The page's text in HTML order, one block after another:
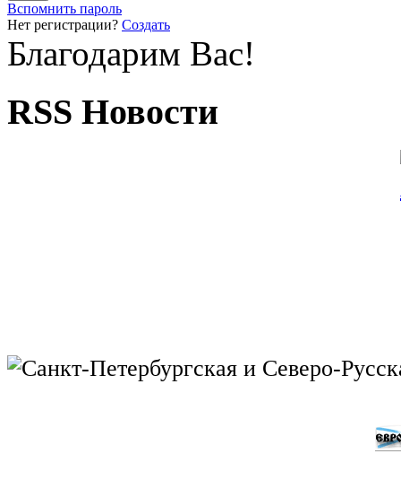
Вспомнить пароль
Нет регистрации? Создать
Благодарим Вас!
RSS Новости